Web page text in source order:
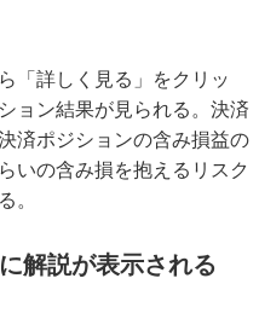
「詳しく見る」をクリッ
ョン結果が見られる。決済
済ポジションの含み損益の
いの含み損を抱えるリスク
。
解説が表示される